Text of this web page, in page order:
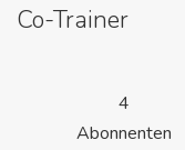
Co-Trainer
4
Abonnenten